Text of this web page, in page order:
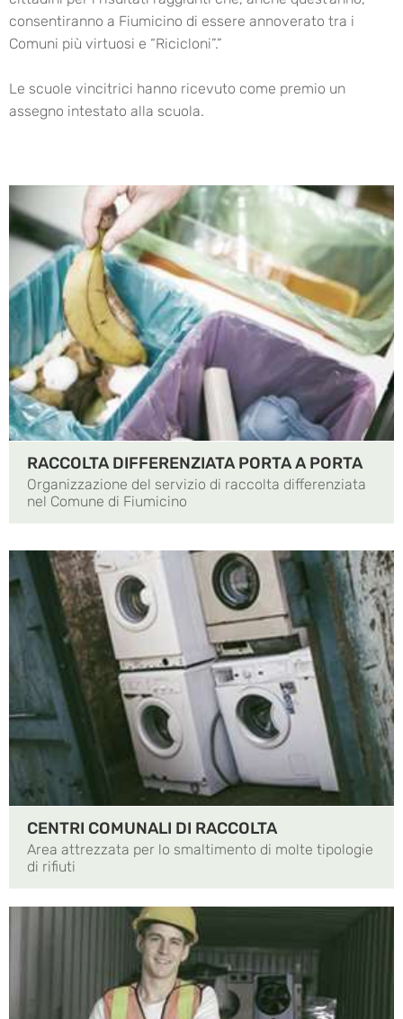
consentiranno a Fiumicino di essere annoverato tra i
Comuni più virtuosi e “Ricicloni”.”
Le scuole vincitrici hanno ricevuto come premio un
assegno intestato alla scuola.
RACCOLTA DIFFERENZIATA PORTA A PORTA
Organizzazione del servizio di raccolta differenziata
nel Comune di Fiumicino
CENTRI COMUNALI DI RACCOLTA
Area attrezzata per lo smaltimento di molte tipologie
di rifiuti